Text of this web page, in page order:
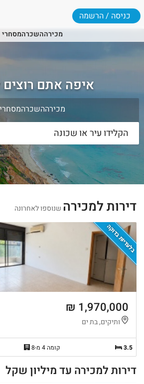
מכירההשכרהמסחרי
כניסה / הרשמה
איפה אתם רוצים
מכירההשכרהמסחרי
דירות למכירה שנוספו לאחרונה
בלעדיות בדוקה
1,970,000 ₪
ותיקים, בת ים
3.5 קומה 4 מ-8
דירות למכירה עד מיליון שקל